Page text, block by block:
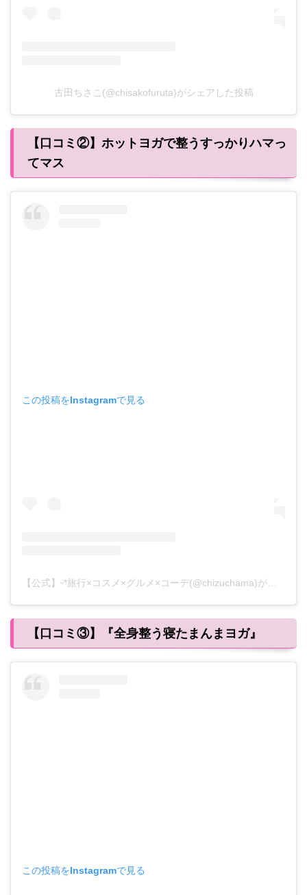
古田ちさこ(@chisakofuruta)がシェアした投稿
【口コミ②】ホットヨガで整うすっかりハマっ
てマス
この投稿をInstagramで見る
【公式】ᵕ̈*旅行×コスメ×グルメ×コーデ(@chizuchama)がシェアした投稿
【口コミ③】『全身整う寝たまんまヨガ』
この投稿をInstagramで見る